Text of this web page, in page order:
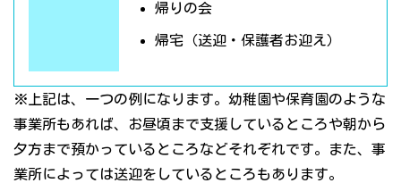
帰りの会
帰宅（送迎・保護者お迎え）
※上記は、一つの例になります。幼稚園や保育園のような
事業所もあれば、お昼頃まで支援しているところや朝から
夕方まで預かっているところなどそれぞれです。また、事
業所によっては送迎をしているところもあります。